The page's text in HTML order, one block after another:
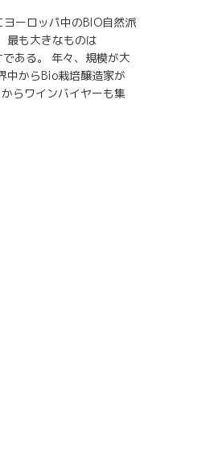
く理由がないの行かな
ニコラ。祖先がそこで
て再生させて、冷涼な
造りあげた。誰にもマ
ている。１８年は満足
ーストライン社まで）
ーロッパ中のBIO自然派
最も大きなものは
ある。 年々、規模が大
中からBio栽培醸造家が
らワインバイヤーも集
界でも、ビオワインの